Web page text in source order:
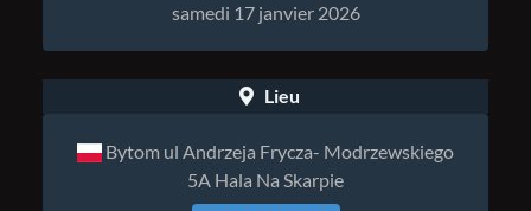
samedi 17 janvier 2026
Lieu
Bytom ul Andrzeja Frycza- Modrzewskiego
5A Hala Na Skarpie